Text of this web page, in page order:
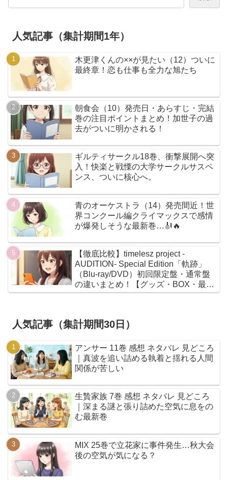
人気記事（集計期間1年）
木更津くんの××が見たい（12）ついに
最終章！恋も仕事も全力な旭たち
朝食会（10）発売日・あらすじ・完結
巻の注目ポイントまとめ！加世子の過
去がついに明かされる！
ギルティサークル18巻、衝撃展開へ突
入！快楽と戦慄の大学サークルサスペ
ンス、ついに核心へ。
青のオーケストラ（14）発売間近！世
界コンクール編クライマックスで感情
が爆発しそうな最新巻…🎻🔥
【徹底比較】timelesz project -
AUDITION- Special Edition「軌跡」
（Blu-ray/DVD）初回限定盤・通常盤
の違いまとめ！【グッズ・BOX・最安
値】
人気記事（集計期間30日）
アンサー 11巻 感想 ネタバレ 見どころ
｜真波を追い詰める執着と揺れる人間
関係が苦しい
生贄家族 7巻 感想 ネタバレ 見どころ
｜深まる謎と張り詰めた空気に息をの
む最新巻
MIX 25巻で立花家に事件発生…秋大会
後の空気が気になる？